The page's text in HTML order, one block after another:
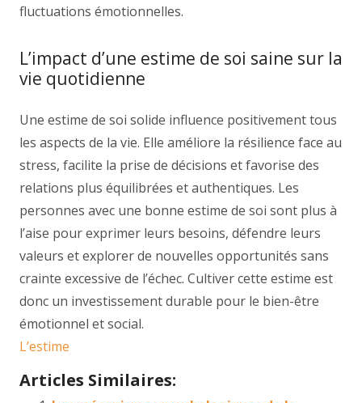
fluctuations émotionnelles.
L’impact d’une estime de soi saine sur la
vie quotidienne
Une estime de soi solide influence positivement tous
les aspects de la vie. Elle améliore la résilience face au
stress, facilite la prise de décisions et favorise des
relations plus équilibrées et authentiques. Les
personnes avec une bonne estime de soi sont plus à
l’aise pour exprimer leurs besoins, défendre leurs
valeurs et explorer de nouvelles opportunités sans
crainte excessive de l’échec. Cultiver cette estime est
donc un investissement durable pour le bien-être
émotionnel et social.
L’estime
Articles Similaires: